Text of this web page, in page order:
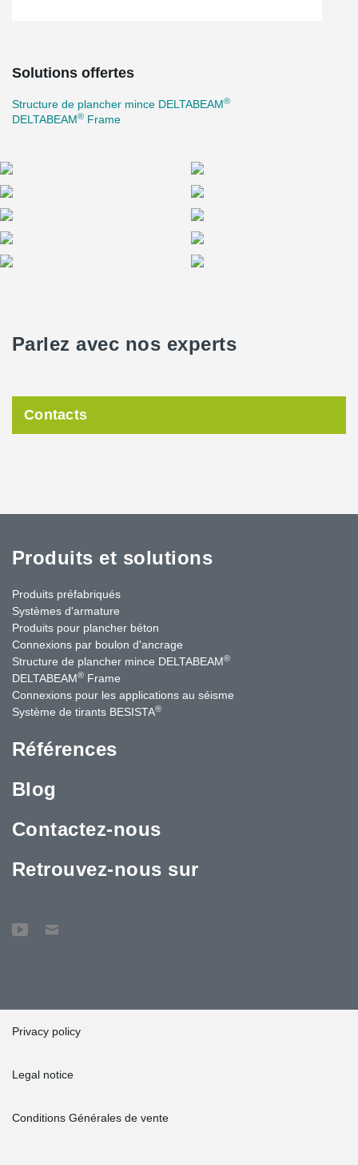
Solutions offertes
Structure de plancher mince DELTABEAM®
DELTABEAM® Frame
Parlez avec nos experts
Contacts
Produits et solutions
Produits préfabriqués
Systèmes d'armature
Produits pour plancher béton
Connexions par boulon d'ancrage
Structure de plancher mince DELTABEAM®
DELTABEAM® Frame
Connexions pour les applications au séisme
Système de tirants BESISTA®
Références
Blog
Contactez-nous
Retrouvez-nous sur
Privacy policy
Legal notice
Conditions Générales de vente